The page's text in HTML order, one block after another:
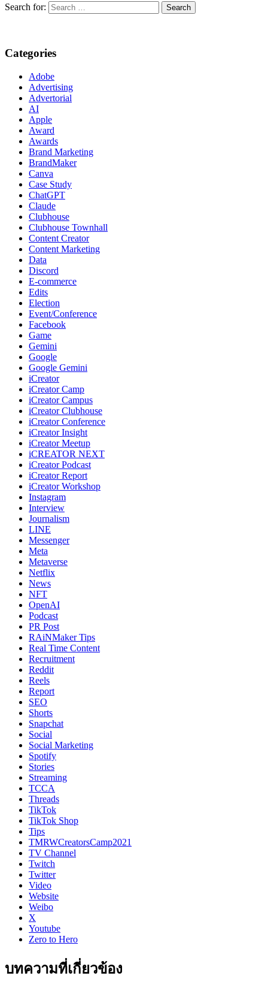
Search for:
Categories
Adobe
Advertising
Advertorial
AI
Apple
Award
Awards
Brand Marketing
BrandMaker
Canva
Case Study
ChatGPT
Claude
Clubhouse
Clubhouse Townhall
Content Creator
Content Marketing
Data
Discord
E-commerce
Edits
Election
Event/Conference
Facebook
Game
Gemini
Google
Google Gemini
iCreator
iCreator Camp
iCreator Campus
iCreator Clubhouse
iCreator Conference
iCreator Insight
iCreator Meetup
iCREATOR NEXT
iCreator Podcast
iCreator Report
iCreator Workshop
Instagram
Interview
Journalism
LINE
Messenger
Meta
Metaverse
Netflix
News
NFT
OpenAI
Podcast
PR Post
RAiNMaker Tips
Real Time Content
Recruitment
Reddit
Reels
Report
SEO
Shorts
Snapchat
Social
Social Marketing
Spotify
Stories
Streaming
TCCA
Threads
TikTok
TikTok Shop
Tips
TMRWCreatorsCamp2021
TV Channel
Twitch
Twitter
Video
Website
Weibo
X
Youtube
Zero to Hero
บทความที่เกี่ยวข้อง